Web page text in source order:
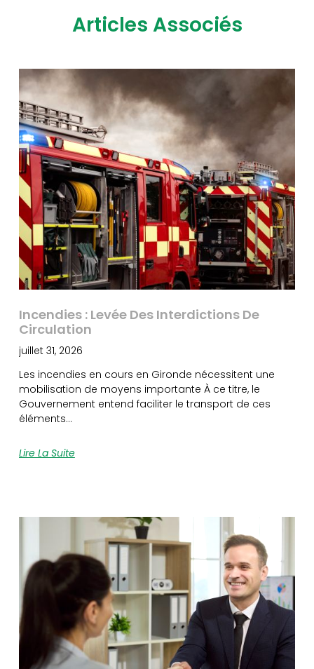
Articles Associés
Incendies : Levée Des Interdictions De
Circulation
juillet 31, 2026
Les incendies en cours en Gironde nécessitent une
mobilisation de moyens importante À ce titre, le
Gouvernement entend faciliter le transport de ces
éléments…
Lire La Suite